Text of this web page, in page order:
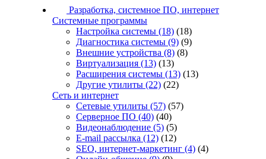
Разработка, системное ПО, интернет
Системные программы
Настройка системы (18) (18)
Диагностика системы (9) (9)
Внешние устройства (8) (8)
Виртуализация (13) (13)
Расширения системы (13) (13)
Другие утилиты (22) (22)
Сеть и интернет
Сетевые утилиты (57) (57)
Серверное ПО (40) (40)
Видеонаблюдение (5) (5)
E-mail рассылка (12) (12)
SEO, интернет-маркетинг (4) (4)